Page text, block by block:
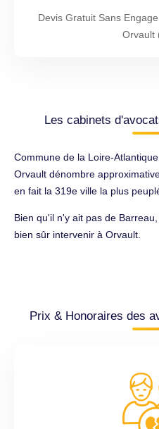
Devis Gratuit Sans
Orvault
Les cabinets
Commune de la Loire-
Orvault dénombre
en fait la 319e ville la plus
Bien qu'il n'y ait pas de
bien sûr intervenir à Orvault.
Prix & Honoraires des